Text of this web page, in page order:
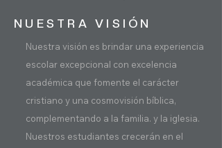
NUESTRA VISIÓN
Nuestra visión es brindar una experiencia
escolar excepcional con excelencia
académica que fomente el carácter
cristiano y una cosmovisión bíblica,
complementando a la familia. y la iglesia.
Nuestros estudiantes crecerán en el